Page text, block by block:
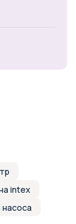
intex
насоса